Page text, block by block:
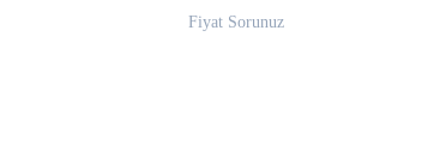
Fiyat Sorunuz